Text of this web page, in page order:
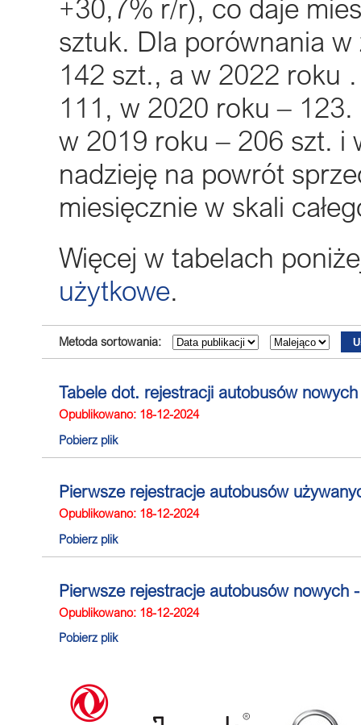
+30,7% r/r), co daje
sztuk. Dla porównania w
142 szt., a w 2022 roku
111, w 2020 roku –
w 2019 roku – 206 szt. i
nadzieję na powrót
miesięcznie w skali
Więcej w tabelach
użytkowe.
Metoda sortowania:
Tabele dot. rejestracji autobusów
Opublikowano: 18-12-2024
Pobierz plik
Pierwsze rejestracje autobusów
Opublikowano: 18-12-2024
Pobierz plik
Pierwsze rejestracje autobusów nowych
Opublikowano: 18-12-2024
Pobierz plik